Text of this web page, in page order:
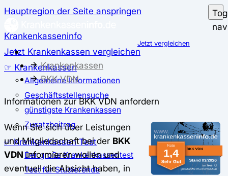
Hauptregion der Seite anspringen
Krankenkasseninfo
Jetzt Krankenkassen vergleichen
☞ Krankenkassen
Allgemeine Informationen
Geschäftsstellensuche
günstigste Krankenkassen
Zusatzbeitrag
✅ Krankenkassen Test
Der große Krankenkassentest
Test für Studierende
Jetzt vergleichen
Krankenkassen
BKK VDN
Informationen zur BKK VDN anfordern
Wenn Sie sich über Leistungen
und Mitgliedschaft bei der BKK
VDNinformieren wollen und
eventuell die Absicht haben, in